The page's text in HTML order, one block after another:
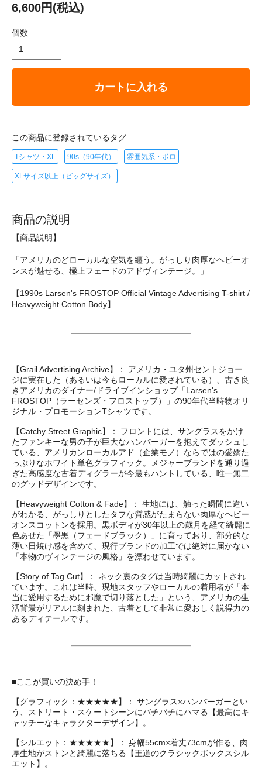
6,600円(税込)
個数
カートに入れる
この商品に登録されているタグ
Tシャツ・XL 90s（90年代） 雰囲気系・ボロ
XLサイズ以上（ビッグサイズ）
商品の説明
【商品説明】
「アメリカのどローカルな空気を纏う。がっしり肉厚なヘビーオ
ンスが魅せる、極上フェードのアドヴィンテージ。」
【1990s Larsen's FROSTOP Official Vintage Advertising T-shirt /
Heavyweight Cotton Body】
【Grail Advertising Archive】： アメリカ・ユタ州セントジョー
ジに実在した（あるいは今もローカルに愛されている）、古き良
きアメリカのダイナー/ドライブインショップ「Larsen's
FROSTOP（ラーセンズ・フロストップ）」の90年代当時物オリ
ジナル・プロモーションTシャツです。
【Catchy Street Graphic】： フロントには、サングラスをかけ
たファンキーな男の子が巨大なハンバーガーを抱えてダッシュし
ている、アメリカンローカルアド（企業モノ）ならではの愛嬌た
っぷりなホワイト単色グラフィック。メジャーブランドを通り過
ぎた高感度な古着ディグラーが今最もハントしている、唯一無二
のグッドデザインです。
【Heavyweight Cotton & Fade】： 生地には、触った瞬間に違い
がわかる、がっしりとしたタフな質感がたまらない肉厚なヘビー
オンスコットンを採用。黒ボディが30年以上の歳月を経て綺麗に
色あせた「墨黒（フェードブラック）」に育っており、部分的な
薄い日焼け感を含めて、現行ブランドの加工では絶対に届かない
「本物のヴィンテージの風格」を漂わせています。
【Story of Tag Cut】： ネック裏のタグは当時綺麗にカットされ
ています。これは当時、現地スタッフやローカルの着用者が「本
当に愛用するために邪魔で切り落とした」という、アメリカの生
活背景がリアルに刻まれた、古着として非常に愛おしく説得力の
あるディテールです。
■ここが買いの決め手！
【グラフィック：★★★★★】： サングラス×ハンバーガーとい
う、ストリート・スケートシーンにバチバチにハマる【最高にキ
ャッチーなキャラクターデザイン】。
【シルエット：★★★★★】： 身幅55cm×着丈73cmが作る、肉
厚生地がストンと綺麗に落ちる【王道のクラシックボックスシル
エット】。